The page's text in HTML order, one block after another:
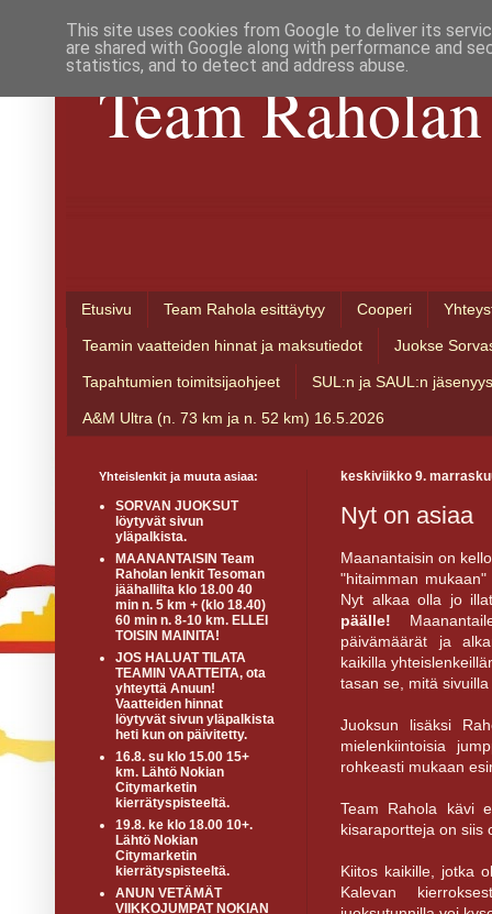
Team
Etusivu Team Rahola esittäytyy Cooperi
Teamin vaatteiden hinnat ja maksutiedot Juokse
Tapahtumien toimitsijaohjeet SUL:n ja SAUL:n jäsenyys
A&M Ultra (n. 73 km ja n. 52 km) 16.5.2026
keskiviikko 9.
Nyt on asiaa
Maanantaisin on
"hitaimman
Nyt alkaa olla jo
päälle!
päivämäärät ja
kaikilla
tasan se, mitä
Juoksun lisäksi
mielenkiintoisia
rohkeasti mukaan
Team Rahola kävi
kisaraportteja on siis
Kiitos kaikille, jotka
Kalevan
Yhteislenkit ja muuta asiaa:
SORVAN JUOKSUT
löytyvät sivun
yläpalkista.
MAANANTAISIN Team
Raholan lenkit Tesoman
jäähallilta klo 18.00 40
min n. 5 km + (klo 18.40)
60 min n. 8-10 km. ELLEI
TOISIN MAINITA!
JOS HALUAT TILATA
TEAMIN VAATTEITA, ota
yhteyttä Anuun!
Vaatteiden hinnat
löytyvät sivun yläpalkista
heti kun on päivitetty.
16.8. su klo 15.00 15+
km. Lähtö Nokian
Citymarketin
kierrätyspisteeltä.
19.8. ke klo 18.00 10+.
Lähtö Nokian
Citymarketin
kierrätyspisteeltä.
ANUN VETÄMÄT
VIIKKOJUMPAT NOKIAN
This site uses cookies from Google to deliver its
are shared with Google along with performance and
statistics, and to detect and address abuse.